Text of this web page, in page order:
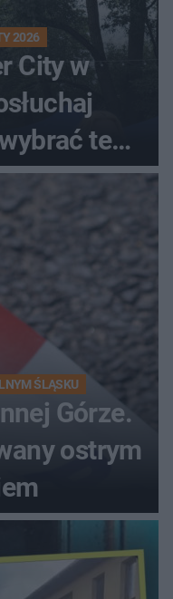
2026
City w
ten
urlop!
ŚLĄSKU
Górze.
ostrym